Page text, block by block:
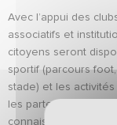
Avec l’appui des
associatifs et
citoyens seront
sportif (parcours
stade) et les activités
les partenaires du
connaissances des